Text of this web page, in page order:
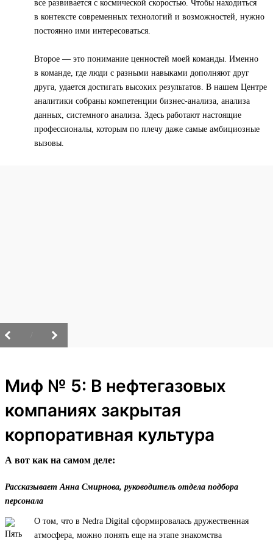
все развивается с космической скоростью. Чтобы находиться
в контексте современных технологий и возможностей, нужно
постоянно ими интересоваться.
Второе — это понимание ценностей моей команды. Именно
в команде, где люди с разными навыками дополняют друг
друга, удается достигать высоких результатов. В нашем Центре
аналитики собраны компетенции бизнес-анализа, анализа
данных, системного анализа. Здесь работают настоящие
профессионалы, которым по плечу даже самые амбициозные
вызовы.
Миф № 5: В нефтегазовых
компаниях закрытая
корпоративная культура
А вот как на самом деле:
Рассказывает Анна Смирнова, руководитель отдела подбора
персонала
О том, что в Nedra Digital сформировалась дружественная
атмосфера, можно понять еще на этапе знакомства